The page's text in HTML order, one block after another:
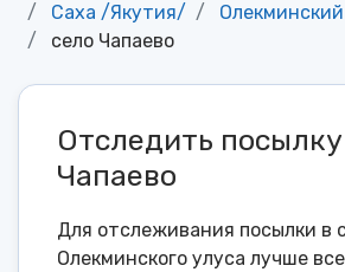
Саха /Якутия/
село Чапаево
Отследить
Чапаево
Для отслеживания посылки в
Олекминского улуса лучше